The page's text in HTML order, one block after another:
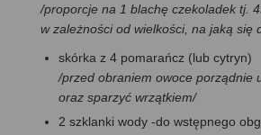
/proporcje na 1 blachę czekoladek tj.
w zależności od wielkości, na jaką się
skórka z 4 pomarańcz (lub cytryn)
/przed obraniem owoce porządnie
oraz sparzyć wrzątkiem/
2 szklanki wody -do wstępnego